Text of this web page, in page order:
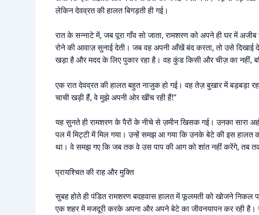
लेकिन देवव्रत की हालत बिगड़ती ही गई।
रात के सन्नाटे में, जब पूरा गाँव सो जाता, रामशरण को अपने ही घर में
रोने की आवाज़ सुनाई देती। जब वह अपनी आँखें बंद करता, तो उसे
खड़ा है और मदद के लिए पुकार रहा है। वह कुंड किसी और चीज़ का नहीं,
एक रात देवव्रत की हालत बहुत नाजुक हो गई। वह तेज़ बुखार में बड़बड़ा
चाची खड़ी हैं, वे मुझे अपनी ओर खींच रही हैं!”
यह सुनते ही रामशरण के पैरों के नीचे से ज़मीन खिसक गई। उनका सारा
पल में मिट्टी में मिल गया। उन्हें समझ आ गया कि उनके बेटे की इस हालत
था। वे समझ गए कि जब तक वे उस पाप की आग को शांत नहीं करेंगे, तब
प्रायश्चित की राह और मुक्ति
सुबह होते ही पंडित रामशरण बदहवास हालत में फूलमती को खोजने निकल
एक शहर में मजदूरी करके अपना और अपने बेटे का जीवनयापन कर रही है।